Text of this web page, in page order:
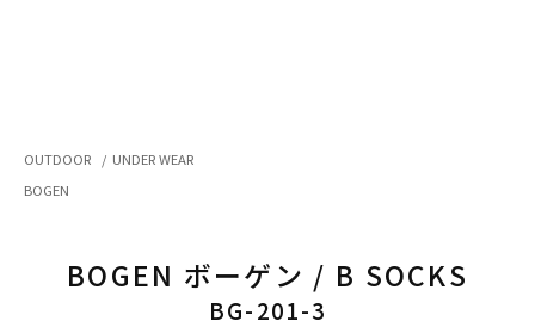
OUTDOOR / UNDER WEAR
BOGEN
BOGEN ボーゲン / B SOCKS
BG-201-3